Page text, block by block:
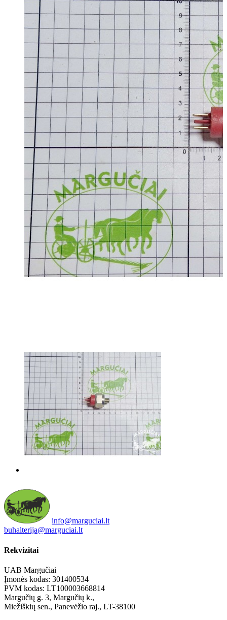
info@marguciai.lt
buhalterija@marguciai.lt
Rekvizitai
UAB Margučiai
Įmonės kodas: 301400534
PVM kodas: LT100003668814
Margučių g. 3, Margučių k.,
Miežiškių sen., Panevėžio raj., LT-38100